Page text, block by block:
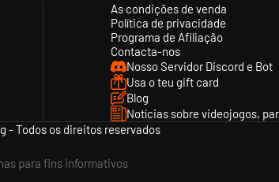
As condições de venda
Política de privacidade
Programa de Afiliação
Contacta-nos
Nosso Servidor Discord e Bot
Usa o teu gift card
Blog
Notícias sobre videojogos,
- Todos os direitos reservados
para fins informativos